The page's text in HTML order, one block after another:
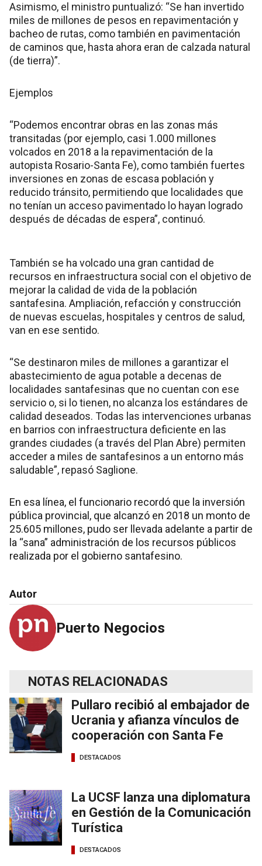
Asimismo, el ministro puntualizó: “Se han invertido
miles de millones de pesos en repavimentación y
bacheo de rutas, como también en pavimentación
de caminos que, hasta ahora eran de calzada natural
(de tierra)”.
Ejemplos
“Podemos encontrar obras en las zonas más
transitadas (por ejemplo, casi 1.000 millones
volcados en 2018 a la repavimentación de la
autopista Rosario-Santa Fe), como también fuertes
inversiones en zonas de escasa población y
reducido tránsito, permitiendo que localidades que
no tenían un acceso pavimentado lo hayan logrado
después de décadas de espera”, continuó.
También se ha volcado una gran cantidad de
recursos en infraestructura social con el objetivo de
mejorar la calidad de vida de la población
santafesina. Ampliación, refacción y construcción
de nuevas escuelas, hospitales y centros de salud,
van en ese sentido.
“Se destinaron miles de millones a garantizar el
abastecimiento de agua potable a decenas de
localidades santafesinas que no cuentan con ese
servicio o, si lo tienen, no alcanza los estándares de
calidad deseados. Todas las intervenciones urbanas
en barrios con infraestructura deficiente en las
grandes ciudades (a través del Plan Abre) permiten
acceder a miles de santafesinos a un entorno más
saludable”, repasó Saglione.
En esa línea, el funcionario recordó que la inversión
pública provincial, que alcanzó en 2018 un monto de
25.605 millones, pudo ser llevada adelante a partir de
la “sana” administración de los recursos públicos
realizada por el gobierno santafesino.
Autor
Puerto Negocios
NOTAS RELACIONADAS
Pullaro recibió al embajador de
Ucrania y afianza vínculos de
cooperación con Santa Fe
DESTACADOS
La UCSF lanza una diplomatura
en Gestión de la Comunicación
Turística
DESTACADOS